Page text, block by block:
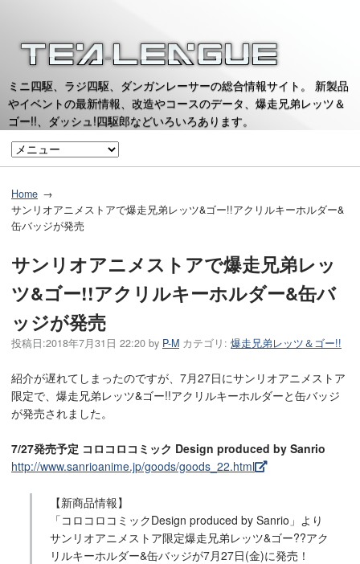
ミニ四駆、ラジ四駆、ダンガンレーサーの総合情報サイト。 新製品
やイベントの最新情報、改造やコースのデータ、爆走兄弟レッツ＆
ゴー!!、ダッシュ!四駆郎などいろいろあります。
Home
サンリオアニメストアで爆走兄弟レッツ&ゴー!!アクリルキーホルダー&
缶バッジが発売
サンリオアニメストアで爆走兄弟レッ
ツ&ゴー!!アクリルキーホルダー&缶バ
ッジが発売
投稿日:2018年7月31日 22:20 by P-M カテゴリ: 爆走兄弟レッツ＆ゴー!!
紹介が遅れてしまったのですが、7月27日にサンリオアニメストア
限定で、爆走兄弟レッツ&ゴー!!アクリルキーホルダーと缶バッジ
が発売されました。
7/27発売予定 コロコロコミック Design produced by Sanrio
http://www.sanrioanime.jp/goods/goods_22.html
【新商品情報】
「コロコロコミックDesign produced by Sanrio」より
サンリオアニメストア限定爆走兄弟レッツ&ゴー??アク
リルキーホルダー&缶バッジが7月27日(金)に発売！